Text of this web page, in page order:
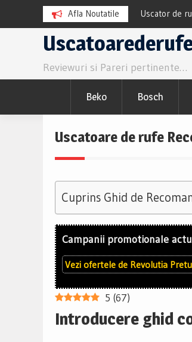
Afla Noutatile
Review si Pareri
Uscator de
Pareri utile
Reviewuri si Pareri pertinente…
Beko Bosch
Uscatoare de rufe
Cuprins Ghid de
Campanii promotionale
Vezi ofertele de Revolutia
5 (67)
Introducere ghid